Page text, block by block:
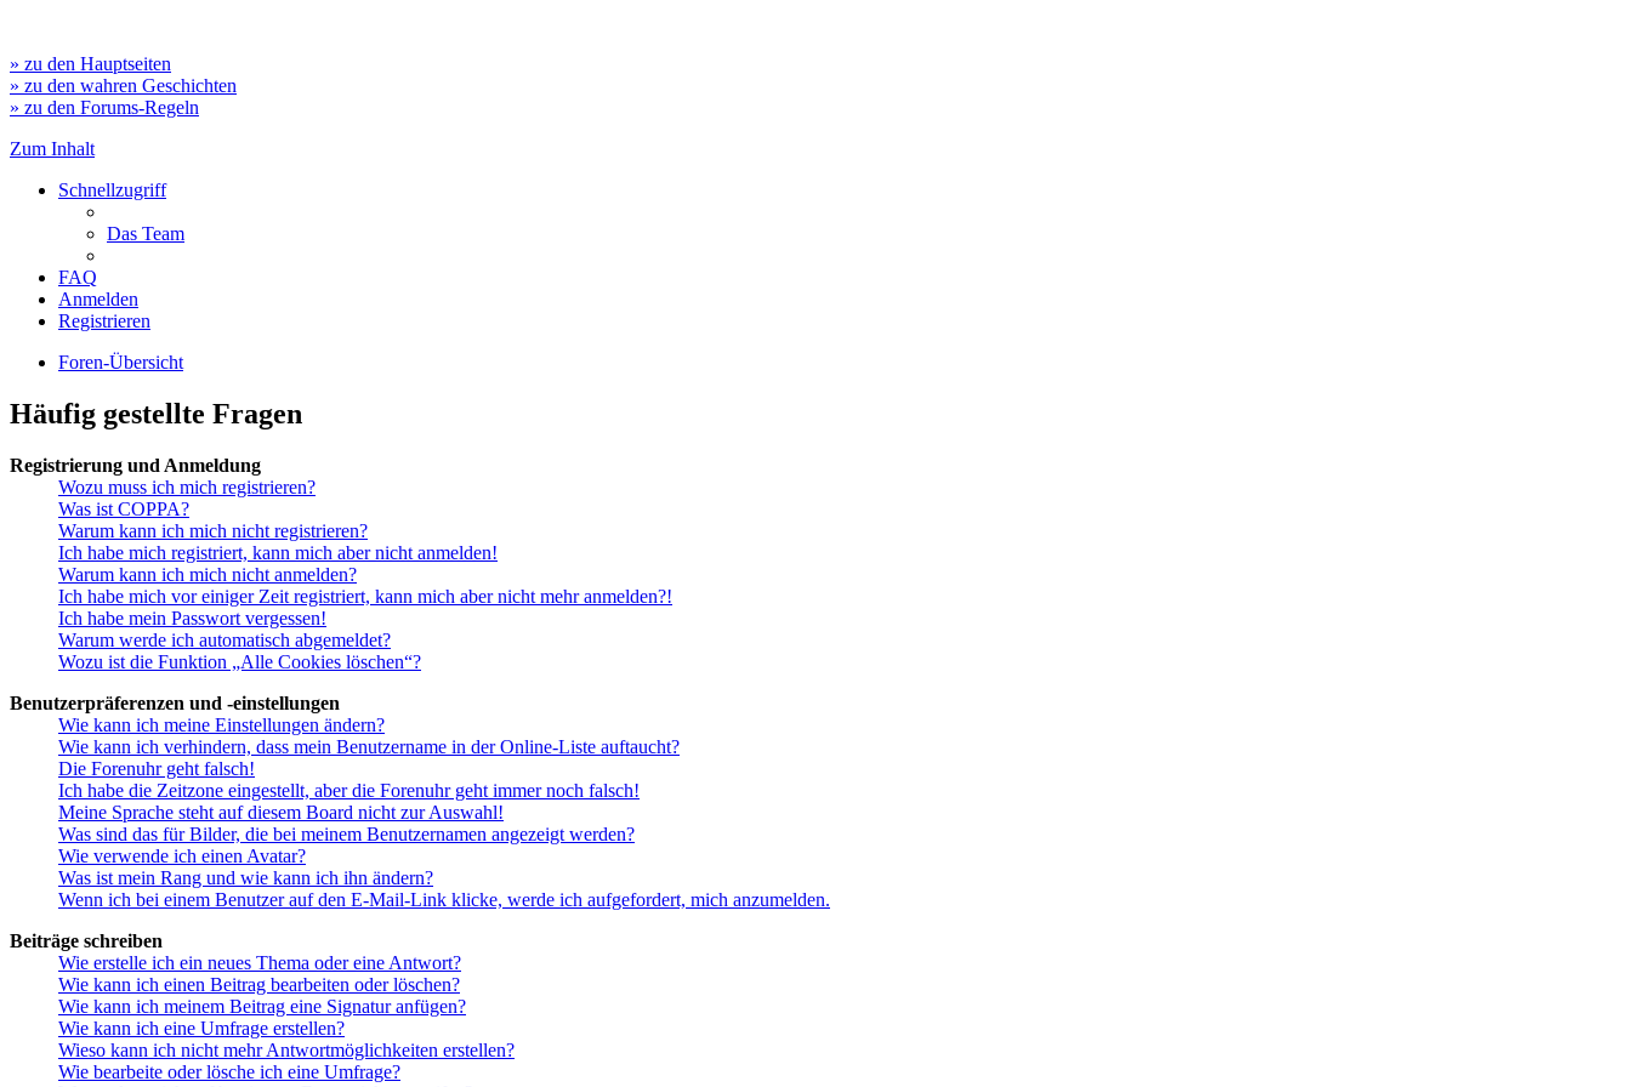
» zu den Hauptseiten
» zu den wahren Geschichten
» zu den Forums-Regeln
Zum Inhalt
Schnellzugriff
Das Team
FAQ
Anmelden
Registrieren
Foren-Übersicht
Häufig gestellte Fragen
Registrierung und Anmeldung
Wozu muss ich mich registrieren?
Was ist COPPA?
Warum kann ich mich nicht registrieren?
Ich habe mich registriert, kann mich aber nicht anmelden!
Warum kann ich mich nicht anmelden?
Ich habe mich vor einiger Zeit registriert, kann mich aber nicht mehr anmelden?!
Ich habe mein Passwort vergessen!
Warum werde ich automatisch abgemeldet?
Wozu ist die Funktion „Alle Cookies löschen“?
Benutzerpräferenzen und -einstellungen
Wie kann ich meine Einstellungen ändern?
Wie kann ich verhindern, dass mein Benutzername in der Online-Liste auftaucht?
Die Forenuhr geht falsch!
Ich habe die Zeitzone eingestellt, aber die Forenuhr geht immer noch falsch!
Meine Sprache steht auf diesem Board nicht zur Auswahl!
Was sind das für Bilder, die bei meinem Benutzernamen angezeigt werden?
Wie verwende ich einen Avatar?
Was ist mein Rang und wie kann ich ihn ändern?
Wenn ich bei einem Benutzer auf den E-Mail-Link klicke, werde ich aufgefordert, mich anzumelden.
Beiträge schreiben
Wie erstelle ich ein neues Thema oder eine Antwort?
Wie kann ich einen Beitrag bearbeiten oder löschen?
Wie kann ich meinem Beitrag eine Signatur anfügen?
Wie kann ich eine Umfrage erstellen?
Wieso kann ich nicht mehr Antwortmöglichkeiten erstellen?
Wie bearbeite oder lösche ich eine Umfrage?